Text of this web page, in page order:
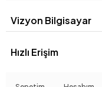
Vizyon Bilgisayar
Hızlı Erişim